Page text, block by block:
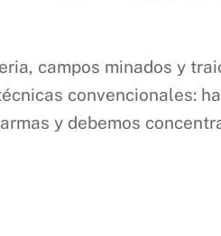
campos minados y
convencionales:
y debemos